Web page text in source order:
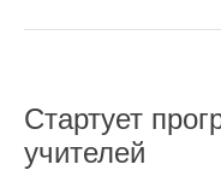
Стартует
учителей